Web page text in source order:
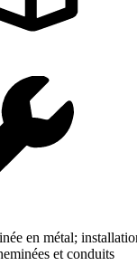
en métal;
et conduits